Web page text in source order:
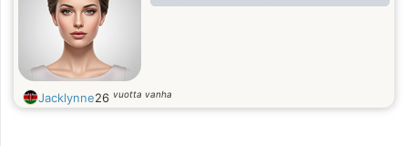
Jacklynne26 vuotta vanha